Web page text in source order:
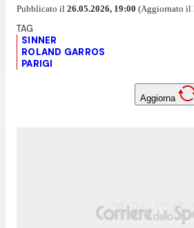
Pubblicato il 26.05.2026, 19:00 (Aggiornato il
SINNER
ROLAND GARROS
PARIGI
Aggiorna